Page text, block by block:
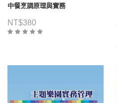
中餐烹調原理與實務
NT$380